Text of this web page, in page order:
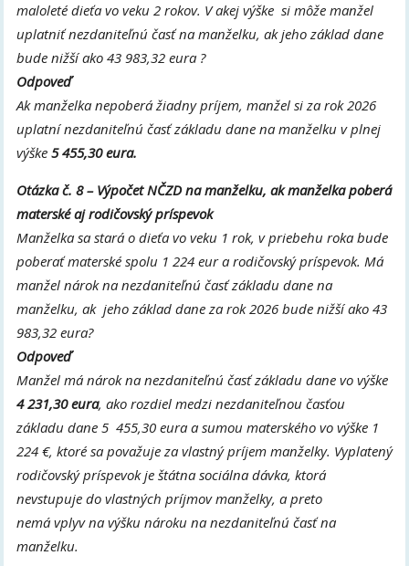
maloleté dieťa vo veku 2 rokov. V akej výške si môže manžel
uplatniť nezdaniteľnú časť na manželku, ak jeho základ dane
bude nižší ako 43 983,32 eura ?
Odpoveď
Ak manželka nepoberá žiadny príjem, manžel si za rok 2026
uplatní nezdaniteľnú časť základu dane na manželku v plnej
výške 5 455,30 eura.
Otázka č. 8 – Výpočet NČZD na manželku, ak manželka poberá
materské aj rodičovský príspevok
Manželka sa stará o dieťa vo veku 1 rok, v priebehu roka bude
poberať materské spolu 1 224 eur a rodičovský príspevok. Má
manžel nárok na nezdaniteľnú časť základu dane na
manželku, ak jeho základ dane za rok 2026 bude nižší ako 43
983,32 eura?
Odpoveď
Manžel má nárok na nezdaniteľnú časť základu dane vo výške
4 231,30 eura, ako rozdiel medzi nezdaniteľnou časťou
základu dane 5 455,30 eura a sumou materského vo výške 1
224 €, ktoré sa považuje za vlastný príjem manželky. Vyplatený
rodičovský príspevok je štátna sociálna dávka, ktorá
nevstupuje do vlastných príjmov manželky, a preto
nemá vplyv na výšku nároku na nezdaniteľnú časť na
manželku.